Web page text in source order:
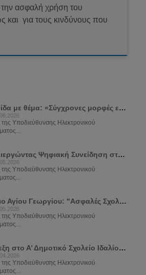
ασφαλή χρήση του
και για τους κινδύνους που
Ημερίδα με θέμα: «Σύγχρονες μορφές εξάρτησης: SEXTING και VAPING»
Υποδιεύθυνσης Ηλεκτρονικού
Καλλιεργώντας Ψηφιακή Συνείδηση στην Εποχή της Τεχνολογίας
Υποδιεύθυνσης Ηλεκτρονικού
Λύκειο Αγίου Γεωργίου: "Ασφαλές Σχολείο για το Διαδίκτυο"
Υποδιεύθυνσης Ηλεκτρονικού
Διάλεξη στο Α’ Δημοτικό Σχολείο Ιδαλίου - "Ψηφιακή Ικανότητα – Ασφαλές Διαδίκτυο"
Υποδιεύθυνσης Ηλεκτρονικού